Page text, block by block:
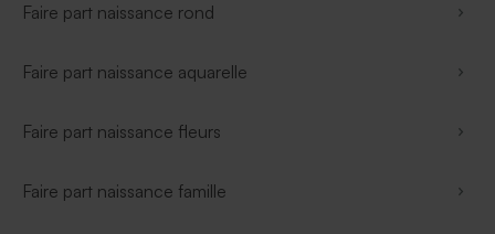
Faire part naissance rond
Faire part naissance aquarelle
Faire part naissance fleurs
Faire part naissance famille